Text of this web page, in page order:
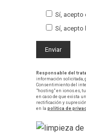
Sí, acepto
Sí, acepto
Responsable del
información solicitada,
Consentimiento del
"hosting" en ionos.es,
en caso de que exista
rectificación y
en la política de